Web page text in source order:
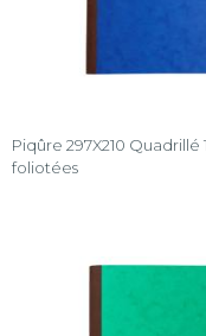
Piqûre 297X210 Quadrillé
foliotées